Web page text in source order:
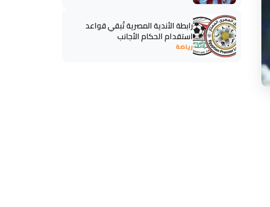
رابطة الأندية المصرية تُبقي قواعد
استقدام الحكام الأجانب
رياضة